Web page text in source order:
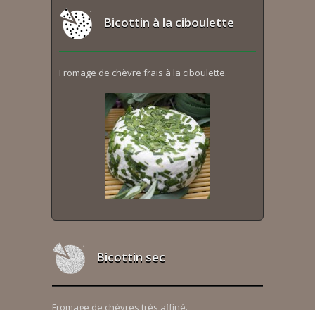
Bicottin à la ciboulette
Fromage de chèvre frais à la ciboulette.
Bicottin sec
Fromage de chèvres très affiné.